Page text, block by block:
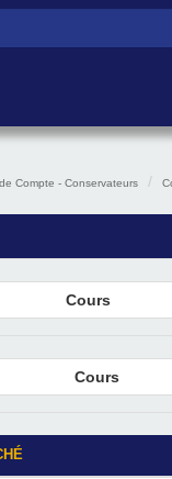
de
Compte - Conservateurs
Cours
Cours